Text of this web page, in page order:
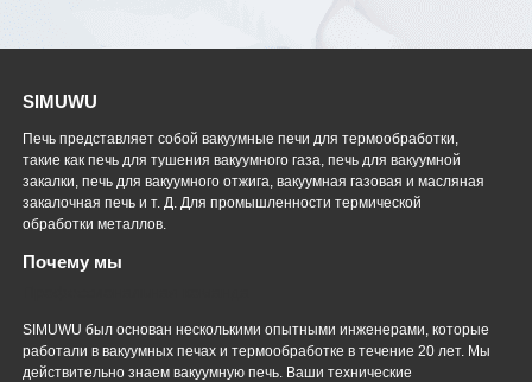
SIMUWU
Печь представляет собой вакуумные печи для термообработки,
такие как печь для тушения вакуумного газа, печь для вакуумной
закалки, печь для вакуумного отжига, вакуумная газовая и масляная
закалочная печь и т. Д. Для промышленности термической
обработки металлов.
Почему мы
SIMUWU был основан несколькими опытными инженерами, которые
работали в вакуумных печах и термообработке в течение 20 лет. Мы
действительно знаем вакуумную печь. Ваши технические